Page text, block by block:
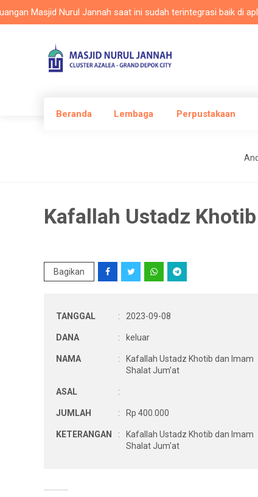
Masjid Nurul Jannah saat ini sudah terintegrasi baik di
Beranda Lembaga Perpustakaan
Kafallah Ustadz
Bagikan
TANGGAL : 2023-09-08
DANA : keluar
NAMA :
Kafallah Ustadz Khotib dan Imam
Shalat Jum’at
ASAL :
JUMLAH : Rp 400.000
KETERANGAN :
Kafallah Ustadz Khotib dan Imam
Shalat Jum'at